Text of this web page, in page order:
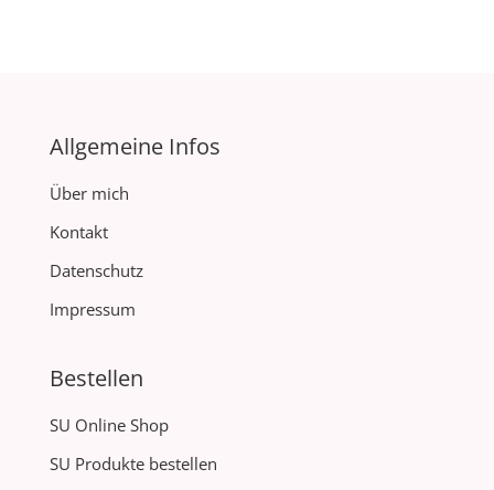
Allgemeine Infos
Über mich
Kontakt
Datenschutz
Impressum
Bestellen
SU Online Shop
SU Produkte bestellen